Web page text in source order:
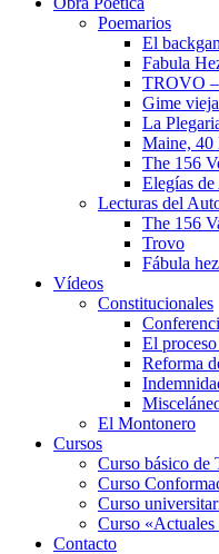
Poemarios
El
Fabula
TROVO
Gime
La
Maine, 40
The 156
Elegías
Lecturas del
The 156
Trovo
Fábula
Vídeos
Constitucionales
El
Reforma
El Montonero
Cursos
Curso básico de
Curso
Curso
Curso «Actuales
Contacto